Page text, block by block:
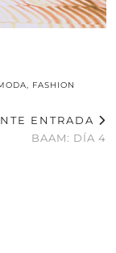
, FASHION
ENTRADA
BAAM: DÍA 4